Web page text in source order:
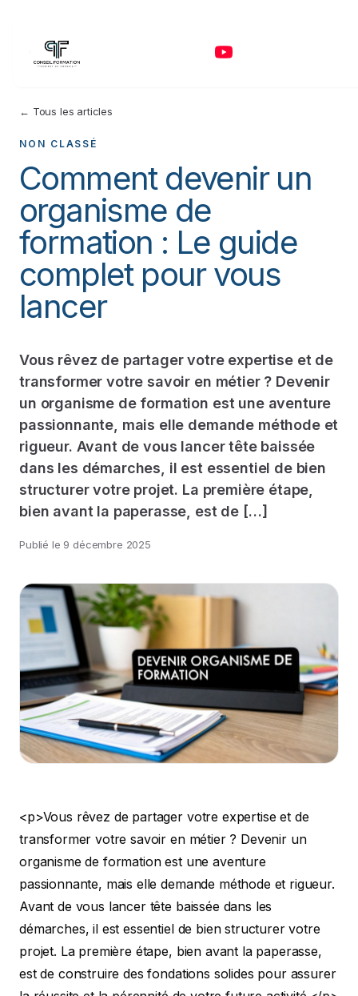
← Tous les articles
NON CLASSÉ
Comment devenir un
organisme de
formation : Le guide
complet pour vous
lancer
Vous rêvez de partager votre expertise et de
transformer votre savoir en métier ? Devenir
un organisme de formation est une aventure
passionnante, mais elle demande méthode et
rigueur. Avant de vous lancer tête baissée
dans les démarches, il est essentiel de bien
structurer votre projet. La première étape,
bien avant la paperasse, est de […]
Publié le 9 décembre 2025
<p>Vous rêvez de partager votre expertise et de transformer votre savoir en métier ? Devenir un organisme de formation est une aventure passionnante, mais elle demande méthode et rigueur. Avant de vous lancer tête baissée dans les démarches, il est essentiel de bien structurer votre projet. La première étape, bien avant la paperasse, est de construire des fondations solides pour assurer la réussite et la pérennité de votre future activité.</p> <p>Ce guide pratique est conçu pour vous accompagner pas à pas, de l&#039;idée initiale à la commercialisation de vos premières offres de formation.</p> <h2>1. Comment poser les bases de votre organisme de formation ?</h2> <p>Se lancer dans la formation professionnelle est un véritable projet d&#039;entreprise. Pour transformer votre expertise en une offre qui trouve sa place sur le marché, une vision claire est indispensable. Cette phase de réflexion est cruciale : elle détermine la viabilité de votre projet et garantit que vous répondez à un besoin réel. C&#039;est le moment de vous poser les bonnes questions pour partir sur des bases saines.</p> <h3>Définir votre idée et trouver votre place sur le marché</h3> <p>Le marché de la formation est dynamique, mais aussi très concurrentiel. Pour vous démarquer, votre projet doit s&#039;appuyer sur une expertise pointue et une proposition de valeur claire. Demandez-vous sincèrement : qu&#039;est-ce qui me rend unique ?</p> <p>Voici quelques pistes pour vous guider :</p> <ul> <li><strong>Quelle est votre expertise unique ?</strong> Identifiez le domaine où votre valeur ajoutée est la plus forte.</li> <li><strong>Qui voulez-vous former ?</strong> Définissez votre client idéal : salariés en reconversion, jeunes diplômés, cadres d&#039;un secteur spécifique ? Plus votre cible est précise, plus votre message sera percutant.</li> <li><strong>Quel problème résolvez-vous ?</strong> Vos formations doivent apporter une solution concrète : une montée en compétences, l&#039;adaptation à un nouvel outil, la préparation à une certification, etc.</li> </ul> <p>Le secteur est dense : selon les données de 2022 de <a href="https://observatoire.akto.fr/statistique/organisme-de-formation/">l&#039;observatoire AKTO</a>, on dénombrait <strong>93 264 salariés</strong> dans les organismes de formation en France. Ces chiffres soulignent l&#039;importance de construire une offre qualitative pour trouver sa place.</p> <h3>Construire un projet pédagogique qui a de l&#039;impact</h3> <p>Une fois votre cible et votre valeur ajoutée définies, il est temps d&#039;esquisser votre projet pédagogique. Il ne s&#039;agit pas encore de créer les supports de cours, mais de définir la philosophie et les grands axes de votre approche.</p> <blockquote> <p>Considérez votre projet pédagogique comme l&#039;ADN de votre organisme. C&#039;est lui qui garantit la cohérence et l&#039;efficacité de vos formations.</p> </blockquote> <p>Cette étape est fondamentale. Vous devez réfléchir à <em>comment</em> vous allez transmettre les compétences et, surtout, comment vous allez vous assurer qu&#039;elles sont bien acquises. Ce travail préparatoire est essentiel pour la certification Qualiopi, qui évaluera la qualité de vos processus. Bien structurer votre projet dès le départ simplifiera considérablement la <a href="https://ppf-conseil-formation.fr/blog/gestion-administrative-formation/">gestion administrative de la formation</a> par la suite.</p> <h2>2. Quelles sont les démarches pour créer son organisme de formation ?</h2> <p>Votre projet est bien ficelé ? Il faut maintenant lui donner un cadre légal. Cette étape administrative peut sembler intimidante, mais elle est bien plus simple si on l&#039;aborde dans le bon ordre. L&#039;objectif est double : choisir la structure juridique adaptée et obtenir votre Numéro de Déclaration d&#039;Activité (NDA), le sésame pour opérer en toute légalité.</p> <p><figure class="wp-block-image size-large"><img decoding="async" data-src="https://cdn.outrank.so/31b67d64-534a-440c-8417-058be47e7193/98331915-16ae-4df4-9aa5-74d0c3ec1e83/how-to-become-a-training-organization-legal-documents.jpg" alt="Vue de dessus d&#039;un bureau avec un ordinateur portable, des documents ouverts et un stylo, illustrant &#039;STATUT ET DÉMARCHES&#039;." src="data:image/gif;base64,R0lGODlhAQABAAAAACH5BAEKAAEALAAAAAABAAEAAAICTAEAOw==" class="lazyload" /></figure> </p> <h3>Choisir le statut juridique de votre organisme de formation</h3> <p>C&#039;est la première brique à poser. Votre choix influencera votre fiscalité, votre protection sociale et la complexité de votre comptabilité. Il n&#039;y a pas de statut parfait, seulement celui qui est adapté à votre projet.</p> <ul> <li><strong>La micro-entreprise :</strong> Idéale pour démarrer. Simple à créer, elle offre des obligations comptables allégées. C&#039;est parfait pour tester votre concept sans vous noyer dans la paperasse. Attention, le chiffre d&#039;affaires est plafonné (<strong>77 700 €</strong> pour les prestations de services en 2024) et il n&#039;y a pas de séparation entre votre patrimoine professionnel et personnel.</li> <li><strong>La société (SASU ou EURL) :</strong> Si vous visez une croissance rapide ou prévoyez d&#039;embaucher, une société offre plus de structure. L&#039;avantage majeur est la protection de votre patrimoine personnel.</li> </ul> <blockquote> <p><strong>Notre conseil :</strong> Ne vous mettez pas la pression. Commencer en micro-entreprise et évoluer vers une société une fois l&#039;activité lancée est une stratégie courante et intelligente.</p> </blockquote> <h4>Comparatif des statuts juridiques pour un organisme de formation</h4> <table> <thead> <tr> <th align="left">Statut Juridique</th> <th align="left">Responsabilité</th> <th align="left">Régime social</th> <th align="left">Obligations comptables</th> <th align="left">Idéal pour&#8230;</th> </tr> </thead> <tbody> <tr> <td align="left"><strong>Micro-entreprise</strong></td> <td align="left">Illimitée</td> <td align="left">Travailleur non-salarié (TNS)</td> <td align="left">Simplifiées (livre des recettes)</td> <td align="left">Se lancer seul, tester une idée</td> </tr> <tr> <td align="left"><strong>SASU</strong></td> <td align="left">Limitée aux apports</td> <td align="left">Assimilé-salarié</td> <td align="left">Complète (bilan, compte de résultat)</td> <td align="left">Projets ambitieux, développement</td> </tr> <tr> <td align="left"><strong>EURL</strong></td> <td align="left">Limitée aux apports</td> <td align="left">Travailleur non-salarié (TNS)</td> <td align="left">Complète (allègements possibles)</td> <td align="left">Projets avec une croissance maîtrisée</td> </tr> <tr> <td align="left"><strong>Association loi 1901</strong></td> <td align="left">Limitée (sauf faute)</td> <td align="left">Bénévole ou salarié</td> <td align="left">Variable selon la taille</td> <td align="left">Projets à but non lucratif</td> </tr> </tbody> </table> <h3>Obtenir son Numéro de Déclaration d’Activité (NDA)</h3> <p>Une fois votre structure immatriculée, vous devez obtenir votre <strong>Numéro de Déclaration d&#039;Activité (NDA)</strong> pour être officiellement reconnu.</p> <p>Vous avez <strong>trois mois</strong> après la signature de votre premier contrat de formation pour faire cette demande auprès de la <strong>DREETS</strong> (Direction régionale de l’économie, de l’emploi, du travail et des solidarités). La démarche se fait en ligne.</p> <p>Pour que votre dossier soit accepté, préparez les pièces suivantes :</p> <ul> <li>Un justificatif d&#039;immatriculation (avis de situation SIREN)</li> <li>Un extrait de casier judiciaire (bulletin n°3) du dirigeant</li> <li>La copie de votre premier contrat de formation signé</li> <li>Le programme détaillé de cette formation (objectifs, contenu, durée, moyens, évaluation)</li> </ul> <p>L&#039;administration a <strong>30 jours</strong> pour vous répondre. Passé ce délai, le silence vaut acceptation : votre NDA est validé !</p> <h3>Connaître ses obligations légales et fiscales</h3> <p>Avoir son NDA implique des responsabilités. La plus importante est le <strong>Bilan Pédagogique et Financier (BPF)</strong>. Chaque année, avant le 31 mai, vous devez remplir ce document en ligne qui récapitule votre activité. Un oubli peut vous coûter votre NDA.</p> <p>Pensez aussi à la fiscalité. La formation professionnelle est soumise à la TVA, mais des exonérations sont possibles. Pour en savoir plus, consultez notre article dédié à <a href="https://ppf-conseil-formation.fr/blog/tva-organisme-de-formation/">la TVA applicable aux organismes de formation</a>. Enfin, gardez le site du ministère du Travail dans vos favoris pour suivre les évolutions réglementaires.</p> <p><figure class="wp-block-image size-large"><img decoding="async" data-src="https://cdn.outrank.so/31b67d64-534a-440c-8417-058be47e7193/98331915-16ae-4df4-9aa5-74d0c3ec1e83/how-to-become-a-training-organization-legal-documents.jpg" alt="Vue de dessus d&#039;un bureau avec un ordinateur portable, des documents ouverts et un stylo, illustrant &#039;STATUT ET DÉMARCHES&#039;." src="data:image/gif;base64,R0lGODlhAQABAAAAACH5BAEKAAEALAAAAAABAAEAAAICTAEAOw==" class="lazyload" /></figure> </p> <h2>3. Comment concevoir une offre de formation de qualité ?</h2> <p>Vous avez maintenant un cadre légal. Il est temps de construire vos formations. Il ne s&#039;agit pas juste de lister des thèmes, mais de bâtir une promesse : celle d&#039;une véritable montée en compétences pour vos futurs apprenants. C&#039;est l&#039;étape où l&#039;on transforme une expertise brute en un parcours pédagogique cohérent, engageant et efficace.</p> <p><figure class="wp-block-image size-large"><img decoding="async" data-src="https://cdn.outrank.so/31b67d64-534a-440c-8417-058be47e7193/36a2d87a-dc0c-49d6-832a-3ef217ef6c88/how-to-become-a-training-organization-process-flow.jpg" alt="Diagramme d&#039;étapes pour la création et l&#039;évaluation d&#039;une offre, incluant objectifs, contenu et éva